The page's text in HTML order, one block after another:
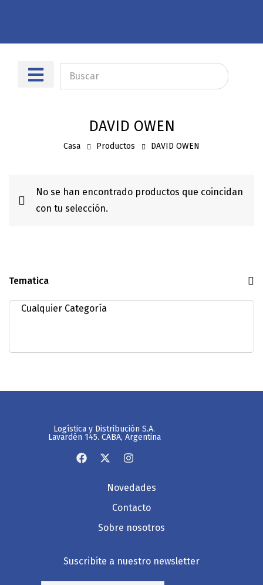
DAVID OWEN
Casa Productos DAVID OWEN
Tematica
No se han encontrado productos que coincidan
con tu selección.
Logística y Distribución S.A.
Lavardén 145. CABA, Argentina
Novedades
Contacto
Sobre nosotros
Suscribite a nuestro newsletter